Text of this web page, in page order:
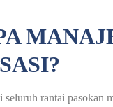
rantai pasokan